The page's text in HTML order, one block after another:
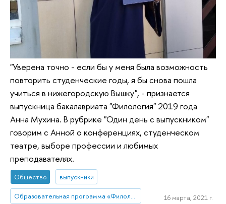
"Уверена точно - если бы у меня была возможность
повторить студенческие годы, я бы снова пошла
учиться в нижегородскую Вышку", - признается
выпускница бакалавриата "Филология" 2019 года
Анна Мухина. В рубрике "Один день с выпускником"
говорим с Анной о конференциях, студенческом
театре, выборе профессии и любимых
преподавателях.
Общество выпускники
Образовательная программа «Филология» 16 марта, 2021 г.